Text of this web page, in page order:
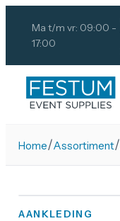
Ma t/m vr: 09:00 -
17:00
Home/Assortiment/
AANKLEDING